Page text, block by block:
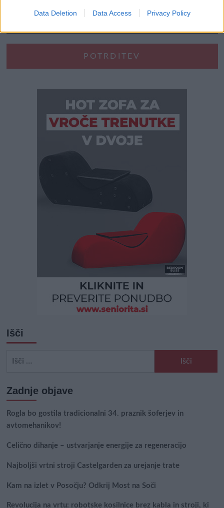
Data Deletion Data Access Privacy Policy
prva
Išči
Zadnje objave
Rogla bo gostila tradicionalni 34. praznik šoferjev in
avtomehanikov!
Celično dihanje – ustvarjanje energije za regeneracijo
Najboljši vrtni stroji Castelgarden za urejanje trate
Kam na izlet v Posočju? Odkrij Most na Soči
Revolucija na vrtu: robotske kosilnice brez kabla in stroji, ki